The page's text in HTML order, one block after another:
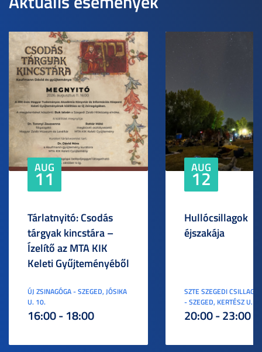
AUG
11
Tárlatnyitó: Csodás
tárgyak kincstára –
Ízelítő az MTA KIK
Keleti Gyűjteményéből
ÚJ ZSINAGÓGA - SZEGED, JÓSIKA
U. 10.
16:00 - 18:00
AUG
12
Hullócsillagok
éjszakája
SZTE SZEGEDI
- SZEGED, KERTÉSZ U. 3.
20:00 - 23:00